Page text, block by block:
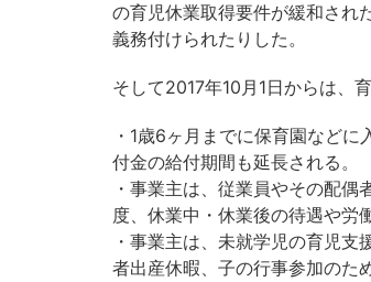
の育児休業取得要件が緩和され
義務付けられたりした。
そして2017年10月1日からは、
・1歳6ヶ月までに保育園など
付金の給付期間も延長される。
・事業主は、従業員やその配
度、休業中・休業後の待遇や労
・事業主は、未就学児の育児
者出産休暇、子の行事参加のた